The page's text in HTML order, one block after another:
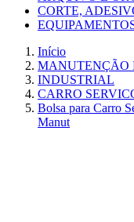
CORTE,
Início
MANUTENÇÃO
INDUSTRIAL
CARRO
Bolsa para Carro
Manut